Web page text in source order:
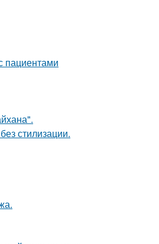
пациентами
стилизации.